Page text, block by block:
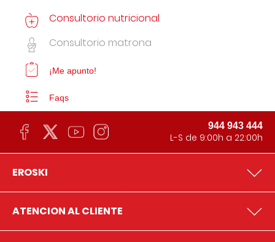
Consultorio nutricional
Consultorio matrona
¡Me apunto!
Faqs
944 943 444
L-S de 9:00h a 22:00h
EROSKI
ATENCION AL CLIENTE